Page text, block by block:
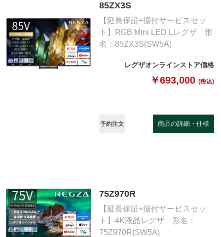
85ZX3S
【延長保証+据付サービスセッ
ト】RGB Mini LED Lレグザ 形
名：85ZX3S(SW5A)
レグザオンラインストア価格
￥693,000 (税込)
予約注文 商品の詳細・仕様
75Z970R
【延長保証+据付サービスセッ
ト】4K液晶レグザ 形名：
75Z970R(SW5A)